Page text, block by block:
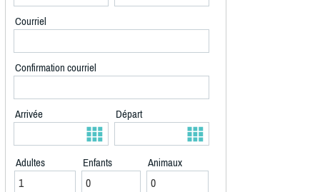
Courriel
Confirmation courriel
Arrivée Départ
Adultes Enfants Animaux